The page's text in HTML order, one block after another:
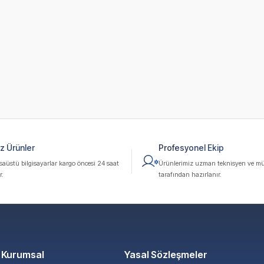
Ürünler
bilgisayarlar kargo öncesi 24 saat
Profesyonel Ekip
Ürünlerimiz uzman teknisyen ve
tarafından hazırlanır.
Kurumsal Yasal Sözleşmeler